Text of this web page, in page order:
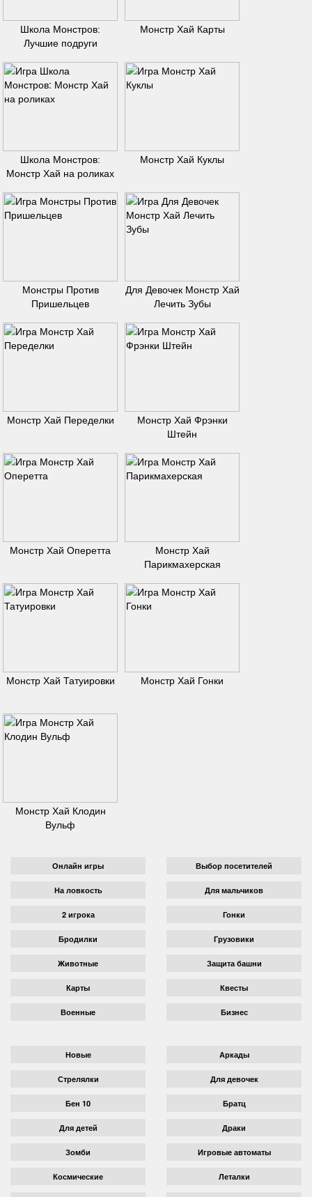
Школа Монстров:
Лучшие подруги
Монстр Хай Карты
Школа Монстров:
Монстр Хай на роликах
Монстр Хай Куклы
Монстры Против
Пришельцев
Для Девочек Монстр Хай
Лечить Зубы
Монстр Хай Переделки
Монстр Хай Фрэнки
Штейн
Монстр Хай Оперетта
Монстр Хай
Парикмахерская
Монстр Хай Татуировки Монстр Хай Гонки
Монстр Хай Клодин
Вульф
Онлайн игры
На ловкость
2 игрока
Бродилки
Животные
Карты
Военные
Выбор посетителей
Для мальчиков
Гонки
Грузовики
Защита башни
Квесты
Бизнес
Новые
Стрелялки
Бен 10
Для детей
Зомби
Космические
Аркады
Для девочек
Братц
Драки
Игровые автоматы
Леталки